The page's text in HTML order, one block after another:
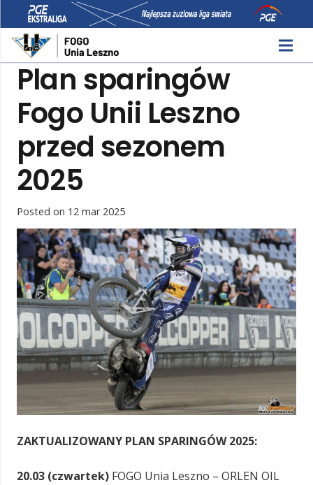
Plan sparingów
Fogo Unii Leszno
przed sezonem
2025
Posted on 12 mar 2025
ZAKTUALIZOWANY PLAN SPARINGÓW 2025:
20.03 (czwartek) FOGO Unia Leszno – ORLEN OIL